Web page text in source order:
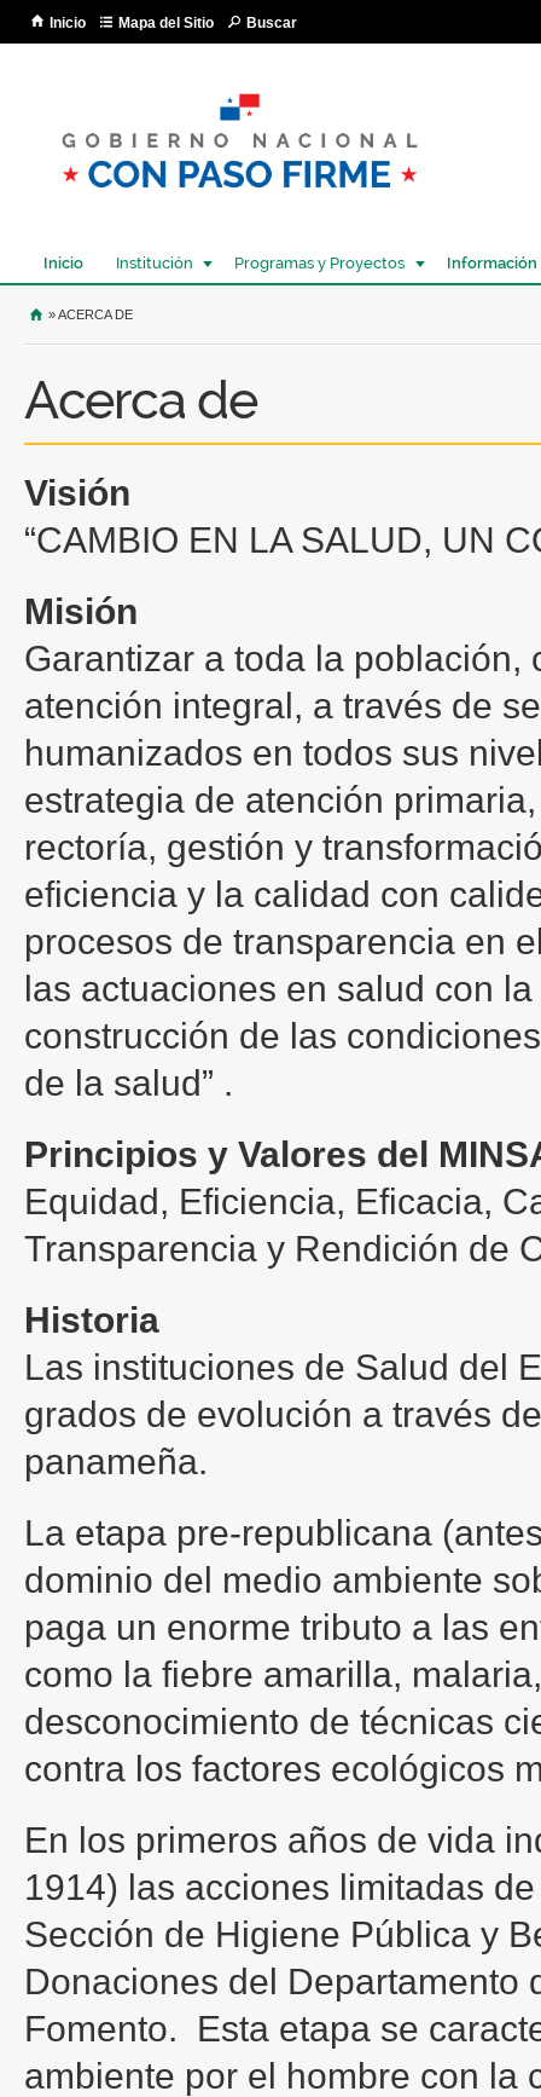
Inicio Mapa del Sitio Buscar
Inicio Institución Programas y Proyectos Información
USTED SE ENCUENTRA AQUÍ
» ACERCA DE
Acerca de
Visión
“CAMBIO EN LA SALUD, UN
Misión
Garantizar a toda la
atención integral, a través de
humanizados en todos sus
estrategia de atención
rectoría, gestión y
eficiencia y la calidad con
procesos de transparencia en
las actuaciones en salud con
construcción de las
de la salud” .
Principios y Valores del
Equidad, Eficiencia, Eficacia,
Transparencia y Rendición de
Historia
Las instituciones de Salud del
grados de evolución a través
panameña.
La etapa pre-republicana
dominio del medio ambiente
paga un enorme tributo a las
como la fiebre amarilla,
desconocimiento de técnicas
contra los factores ecológicos
En los primeros años de vida
1914) las acciones limitadas
Sección de Higiene Pública y
Donaciones del Departamento
Fomento. Esta etapa se
ambiente por el hombre con la